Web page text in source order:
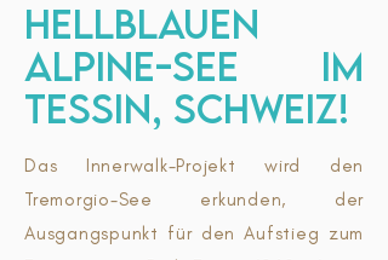
HELLBLAUEN
ALPINE-SEE IM
TESSIN, SCHWEIZ!
Das Innerwalk-Projekt wird den
Tremorgio-See erkunden, der
Ausgangspunkt für den Aufstieg zum